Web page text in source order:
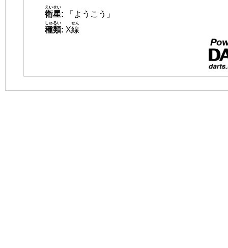
衛星
えいせい
:
「ようこう」
種類
しゅるい
: X線
せん